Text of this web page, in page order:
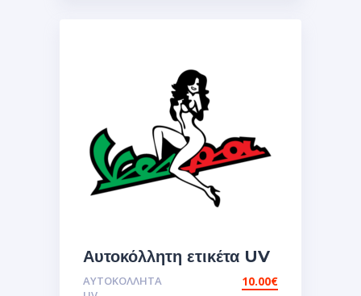
Αυτοκόλλητη ετικέτα UV
vespa girl.Αυτοκόλλητα
ΑΥΤΟΚΌΛΛΗΤΑ
10.00€